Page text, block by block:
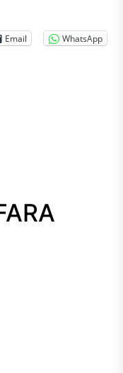
Email WhatsApp